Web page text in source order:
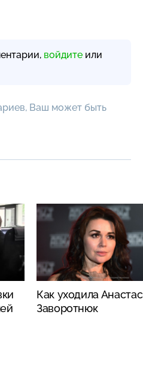
войдите или
Ваш может быть
Как уходила
Заворотнюк